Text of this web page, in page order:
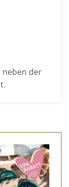
neben der